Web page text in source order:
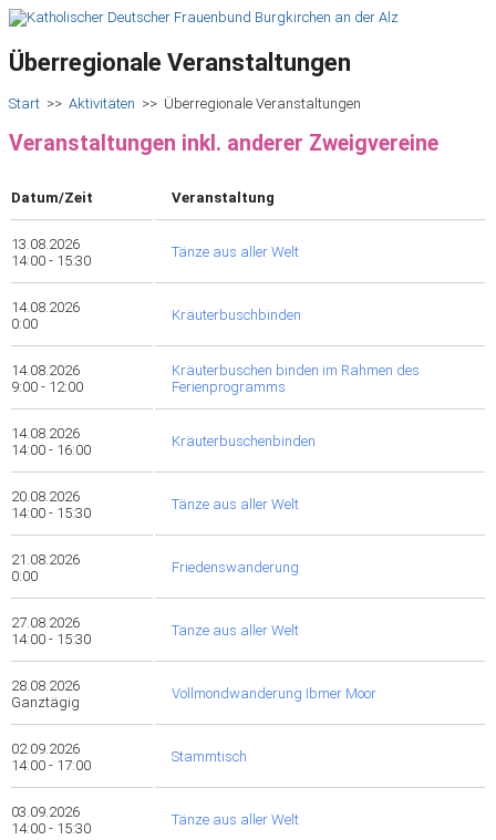
Überregionale Veranstaltungen
Start >> Aktivitäten >> Überregionale Veranstaltungen
Veranstaltungen inkl. anderer Zweigvereine
Datum/Zeit Veranstaltung
13.08.2026
14:00 - 15:30
Tänze aus aller Welt
14.08.2026
0:00
Kräuterbuschbinden
14.08.2026
9:00 - 12:00
Kräuterbuschen binden im Rahmen des
Ferienprogramms
14.08.2026
14:00 - 16:00
Kräuterbuschenbinden
20.08.2026
14:00 - 15:30
Tänze aus aller Welt
21.08.2026
0:00
Friedenswanderung
27.08.2026
14:00 - 15:30
Tänze aus aller Welt
28.08.2026
Ganztägig
Vollmondwanderung Ibmer Moor
02.09.2026
14:00 - 17:00
Stammtisch
03.09.2026
14:00 - 15:30
Tänze aus aller Welt